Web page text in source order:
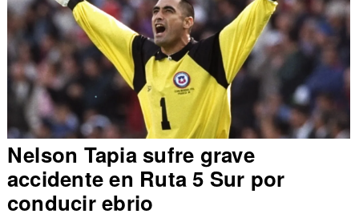
Nelson Tapia sufre grave
accidente en Ruta 5 Sur por
conducir ebrio